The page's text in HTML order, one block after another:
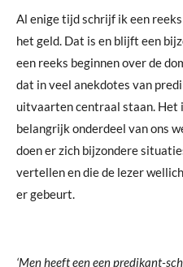
Al enige tijd schrijf ik een
het geld. Dat is en blijft een
een reeks beginnen over de
dat in veel anekdotes van
uitvaarten centraal staan. Het
belangrijk onderdeel van ons
doen er zich bijzondere
vertellen en die de lezer
er gebeurt.
‘Men heeft een een predikant-